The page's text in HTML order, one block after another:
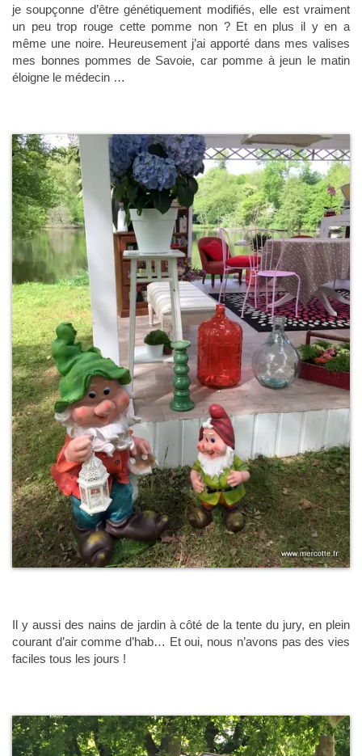
je soupçonne d’être génétiquement modifiés, elle est vraiment
un peu trop rouge cette pomme non ? Et en plus il y en a
même une noire. Heureusement j’ai apporté dans mes valises
mes bonnes pommes de Savoie, car pomme à jeun le matin
éloigne le médecin …
Il y aussi des nains de jardin à côté de la tente du jury, en plein
courant d’air comme d’hab… Et oui, nous n’avons pas des vies
faciles tous les jours !